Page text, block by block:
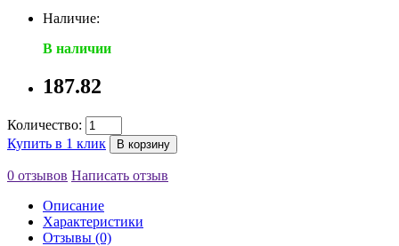
Наличие:
В наличии
187.82
Количество:
Купить в 1 клик
В корзину
0 отзывов Написать отзыв
Описание
Характеристики
Отзывы (0)